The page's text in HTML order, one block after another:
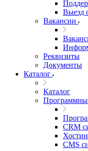
Выезд
Вакансии
Реквизиты
Документы
Каталог
Каталог
CRM
CMS